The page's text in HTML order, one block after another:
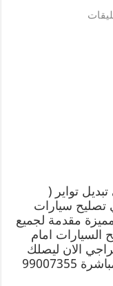
تواير (
تصليح سيارات
مقدمة لجميع
السيارات امام
الان ليصلك
اقرب بشر من موقعي تواصل معنا مباشرة 99007355